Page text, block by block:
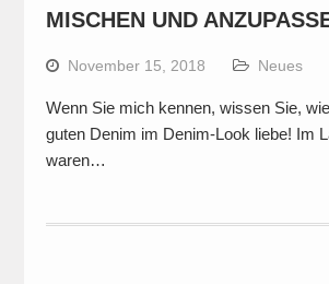
MISCHEN UND
November 15, 2018 Neues
Wenn Sie mich kennen, wissen Sie,
guten Denim im Denim-Look liebe! Im
waren…